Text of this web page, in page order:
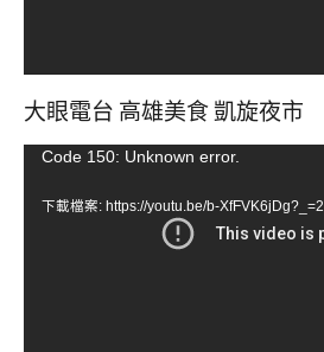
大眼電台 高雄美食 凱旋夜市
視Code 150: Unknown error.
下載檔案: https://youtu.be/b-XfFVK6jDg?_=2